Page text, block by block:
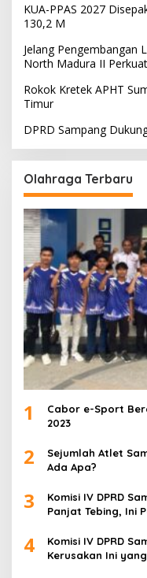
KUA-PPAS 2027
130,2 M
Jelang Pengembangan
North Madura II
Rokok Kretek APHT
Timur
DPRD Sampang
Olahraga Terbaru
1
Cabor e-Sport
2023
2
Sejumlah Atlet
Ada Apa?
3
Komisi IV DPRD
Panjat Tebing, Ini
4
Komisi IV DPRD
Kerusakan Ini